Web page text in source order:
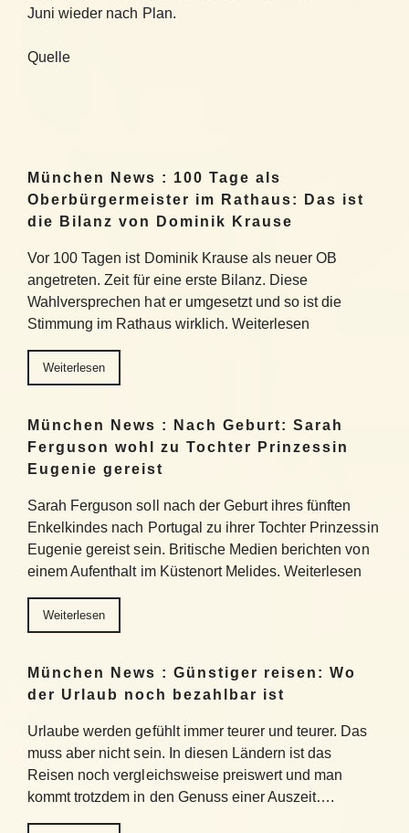
Juni wieder nach Plan.
Quelle
München News : 100 Tage als
Oberbürgermeister im Rathaus: Das ist
die Bilanz von Dominik Krause
Vor 100 Tagen ist Dominik Krause als neuer OB
angetreten. Zeit für eine erste Bilanz. Diese
Wahlversprechen hat er umgesetzt und so ist die
Stimmung im Rathaus wirklich. Weiterlesen
Weiterlesen
München News : Nach Geburt: Sarah
Ferguson wohl zu Tochter Prinzessin
Eugenie gereist
Sarah Ferguson soll nach der Geburt ihres fünften
Enkelkindes nach Portugal zu ihrer Tochter Prinzessin
Eugenie gereist sein. Britische Medien berichten von
einem Aufenthalt im Küstenort Melides. Weiterlesen
Weiterlesen
München News : Günstiger reisen: Wo
der Urlaub noch bezahlbar ist
Urlaube werden gefühlt immer teurer und teurer. Das
muss aber nicht sein. In diesen Ländern ist das
Reisen noch vergleichsweise preiswert und man
kommt trotzdem in den Genuss einer Auszeit….